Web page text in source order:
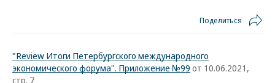
Поделиться
"Review Итоги Петербургского международного
экономического форума". Приложение №99 от 10.06.2021,
стр. 7